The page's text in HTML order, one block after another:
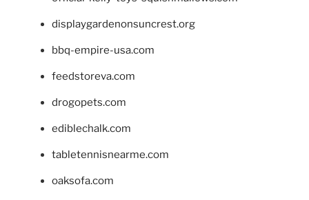
displaygardenonsuncrest.org
bbq-empire-usa.com
feedstoreva.com
drogopets.com
ediblechalk.com
tabletennisnearme.com
oaksofa.com